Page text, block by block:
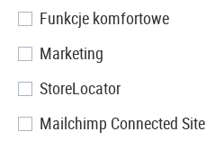
Funkcje komfortowe
Marketing
StoreLocator
Mailchimp Connected Site